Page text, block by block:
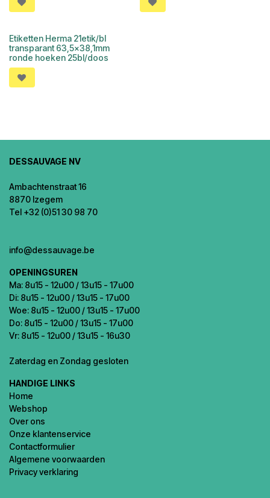
Etiketten Herma 21etik/bl
transparant 63,5x38,1mm
ronde hoeken 25bl/doos
DESSAUVAGE NV
Ambachtenstraat 16
8870 Izegem
Tel +32 (0)51 30 98 70
info@dessauvage.be
OPENINGSUREN
Ma: 8u15 - 12u00 / 13u15 - 17u00
Di: 8u15 - 12u00 / 13u15 - 17u00
Woe: 8u15 - 12u00 / 13u15 - 17u00
Do: 8u15 - 12u00 / 13u15 - 17u00
Vr: 8u15 - 12u00 / 13u15 - 16u30
Zaterdag en Zondag gesloten
HANDIGE LINKS
Home
Webshop
Over ons
Onze klantenservice
Contactformulier
Algemene voorwaarden
Privacy verklaring